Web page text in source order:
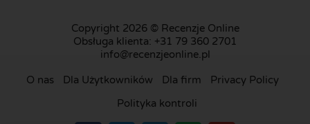
Copyright 2026 © Recenzje Online
Obsługa klienta: +31 79 360 2701
info@recenzjeonline.pl
O nas Dla Użytkowników Dla firm
Privacy Policy
Polityka kontroli